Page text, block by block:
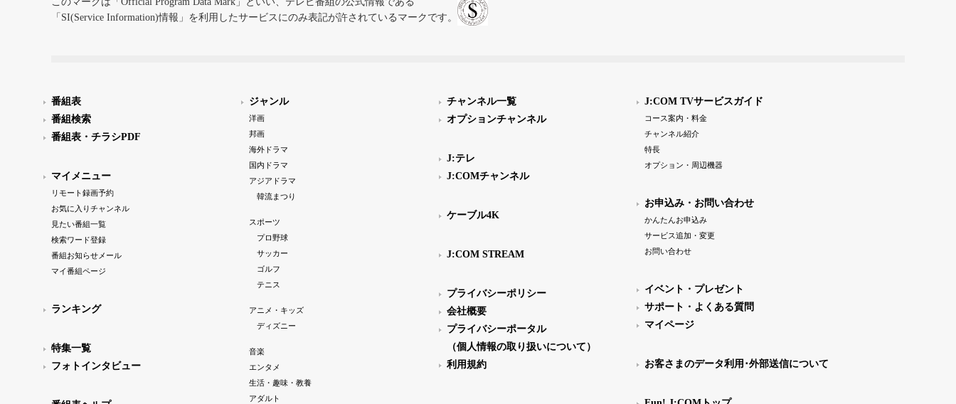
「SI(Service Information)情報」を利用したサービスにのみ表記が許されているマークです。
番組表
番組検索
番組表・チラシPDF
マイメニュー
リモート録画予約
お気に入りチャンネル
見たい番組一覧
検索ワード登録
番組お知らせメール
マイ番組ページ
ランキング
特集一覧
フォトインタビュー
ジャンル
洋画
邦画
海外ドラマ
国内ドラマ
アジアドラマ
韓流まつり
スポーツ
プロ野球
サッカー
ゴルフ
テニス
アニメ・キッズ
ディズニー
音楽
エンタメ
生活・趣味・教養
アダルト
チャンネル一覧
オプションチャンネル
J:テレ
J:COMチャンネル
ケーブル4K
J:COM STREAM
プライバシーポリシー
会社概要
プライバシーポータル
（個人情報の取り扱いについて）
利用規約
J:COM TVサービスガイド
コース案内・料金
チャンネル紹介
特長
オプション・周辺機器
お申込み・お問い合わせ
かんたんお申込み
サービス追加・変更
お問い合わせ
イベント・プレゼント
サポート・よくある質問
マイページ
お客さまのデータ利用･外部送信について